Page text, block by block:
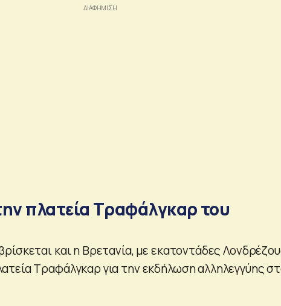
πλατεία Τραφάλγκαρ του
και η Βρετανία, με εκατοντάδες
Τραφάλγκαρ για την εκδήλωση αλληλεγγύης